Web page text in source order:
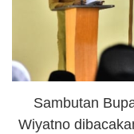
Sambutan
Wiyatno